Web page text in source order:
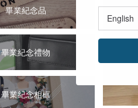
畢業紀念品
畢業紀念禮物
畢業紀念相框